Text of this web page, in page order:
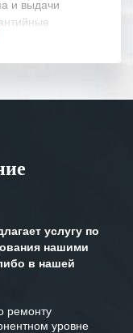
и выдачи
в
высокую
самых сложных
желаем
услугу по
нашими
в нашей
ремонту
уровне